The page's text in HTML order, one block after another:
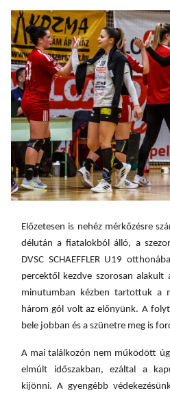
Előzetesen is nehéz mérkőzésre
délután a fiatalokból álló, a
DVSC SCHAEFFLER U19
percektől kezdve szorosan alakult
minutumban kézben tartottuk a
három gól volt az előnyünk. A
bele jobban és a szünetre meg is
A mai találkozón nem működött
elmúlt időszakban, ezáltal a
kijönni. A gyengébb